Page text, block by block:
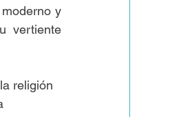
y
vertiente
religión